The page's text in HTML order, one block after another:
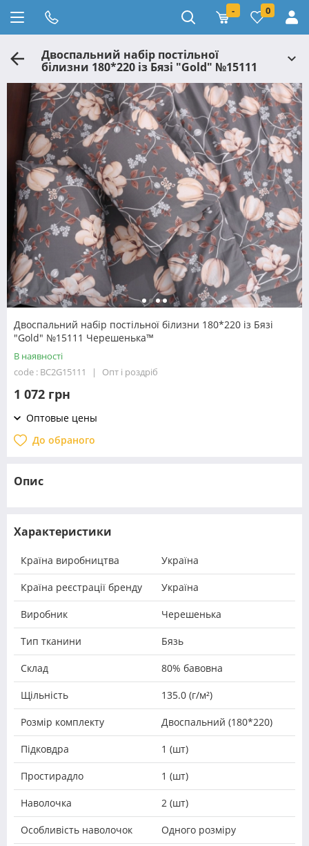
- 0
Двоспальний набір постільної
білизни 180*220 із Бязі "Gold" №15111
Черешенька™
Двоспальний набір постільної білизни 180*220 із Бязі
"Gold" №15111 Черешенька™
В наявності
code : BC2G15111
Опт і роздріб
1 072 грн
Оптовые цены
До обраного
Опис
Характеристики
Країна виробництва Україна
Країна реєстрації бренду Україна
Виробник Черешенька
Тип тканини Бязь
Склад 80% бавовна
Щільність 135.0 (г/м²)
Розмір комплекту Двоспальний (180*220)
Підковдра 1 (шт)
Простирадло 1 (шт)
Наволочка 2 (шт)
Особливість наволочок Одного розміру